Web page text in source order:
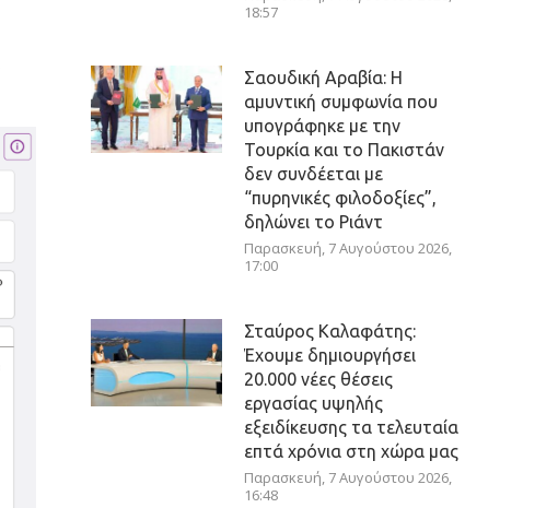
18:57
Σαουδική Αραβία: Η
αμυντική συμφωνία που
υπογράφηκε με την
Τουρκία και το Πακιστάν
δεν συνδέεται με
“πυρηνικές φιλοδοξίες”,
δηλώνει το Ριάντ
Παρασκευή, 7 Αυγούστου 2026,
17:00
Σταύρος Καλαφάτης:
Έχουμε δημιουργήσει
20.000 νέες θέσεις
εργασίας υψηλής
εξειδίκευσης τα τελευταία
επτά χρόνια στη χώρα μας
Παρασκευή, 7 Αυγούστου 2026,
16:48